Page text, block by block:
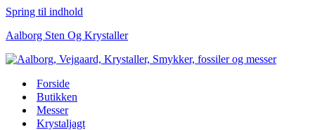
Spring til indhold
Aalborg Sten Og Krystaller
Forside
Butikken
Messer
Krystaljagt